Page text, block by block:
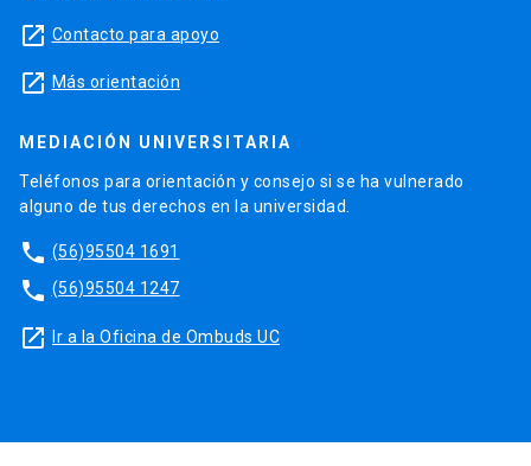
launch Contacto para apoyo
launch Más orientación
MEDIACIÓN UNIVERSITARIA
Teléfonos para orientación y consejo si se ha vulnerado
alguno de tus derechos en la universidad.
phone (56)95504 1691
phone (56)95504 1247
launch Ir a la Oficina de Ombuds UC